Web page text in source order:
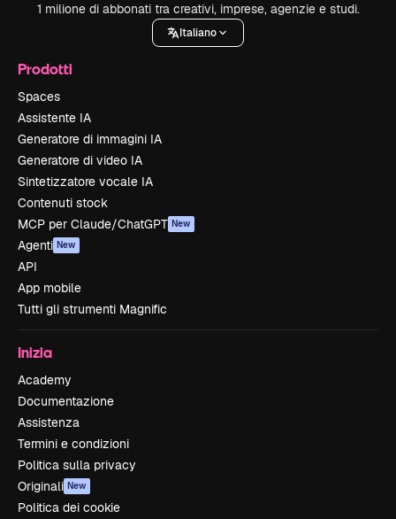
1 milione di abbonati tra creativi, imprese, agenzie e studi.
Italiano
Prodotti
Spaces
Assistente IA
Generatore di immagini IA
Generatore di video IA
Sintetizzatore vocale IA
Contenuti stock
MCP per Claude/ChatGPT New
Agenti New
API
App mobile
Tutti gli strumenti Magnific
Inizia
Academy
Documentazione
Assistenza
Termini e condizioni
Politica sulla privacy
Originali New
Politica dei cookie